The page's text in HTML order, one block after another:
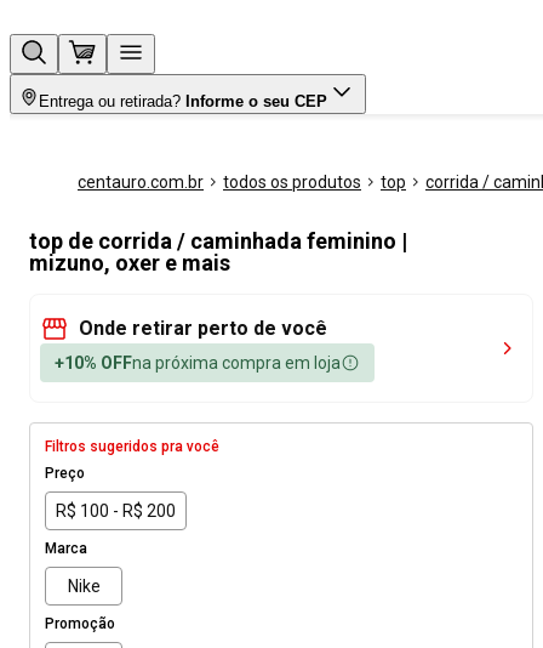
Entrega ou retirada? Informe o seu CEP
centauro.com.br todos os produtos top corrida /
top de corrida / caminhada feminino |
mizuno, oxer e mais
Onde retirar perto de você
+10% OFFna próxima compra em loja
Filtros sugeridos pra você
Preço
R$ 100 - R$ 200
Marca
Nike
Promoção